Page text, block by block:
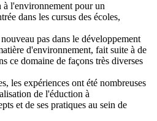
l'environnement pour un
dans les cursus des écoles,
pas dans le développement
d'environnement, fait suite à de
ce domaine de façons très diverses
les expériences ont été nombreuses
de l'éduction à
et de ses pratiques au sein de